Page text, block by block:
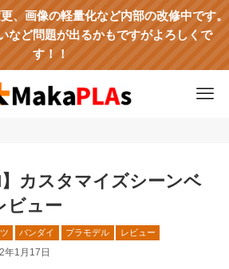
、画像の軽量化など内部の改修中です。
など問題が出るかもですがよろしくで
す！！
】カスタマイズシーンベ
ュー
バンダイ プラモデル レビュー
年1月17日